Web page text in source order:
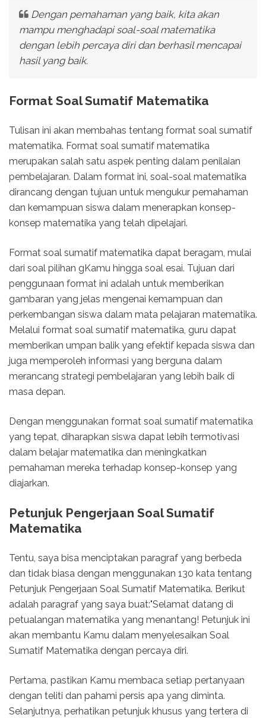
Dengan pemahaman yang baik, kita akan
mampu menghadapi soal-soal matematika
dengan lebih percaya diri dan berhasil mencapai
hasil yang baik.
Format Soal Sumatif Matematika
Tulisan ini akan membahas tentang format soal sumatif
matematika. Format soal sumatif matematika
merupakan salah satu aspek penting dalam penilaian
pembelajaran. Dalam format ini, soal-soal matematika
dirancang dengan tujuan untuk mengukur pemahaman
dan kemampuan siswa dalam menerapkan konsep-
konsep matematika yang telah dipelajari.
Format soal sumatif matematika dapat beragam, mulai
dari soal pilihan gKamu hingga soal esai. Tujuan dari
penggunaan format ini adalah untuk memberikan
gambaran yang jelas mengenai kemampuan dan
perkembangan siswa dalam mata pelajaran matematika.
Melalui format soal sumatif matematika, guru dapat
memberikan umpan balik yang efektif kepada siswa dan
juga memperoleh informasi yang berguna dalam
merancang strategi pembelajaran yang lebih baik di
masa depan.
Dengan menggunakan format soal sumatif matematika
yang tepat, diharapkan siswa dapat lebih termotivasi
dalam belajar matematika dan meningkatkan
pemahaman mereka terhadap konsep-konsep yang
diajarkan.
Petunjuk Pengerjaan Soal Sumatif
Matematika
Tentu, saya bisa menciptakan paragraf yang berbeda
dan tidak biasa dengan menggunakan 130 kata tentang
Petunjuk Pengerjaan Soal Sumatif Matematika. Berikut
adalah paragraf yang saya buat:"Selamat datang di
petualangan matematika yang menantang! Petunjuk ini
akan membantu Kamu dalam menyelesaikan Soal
Sumatif Matematika dengan percaya diri.
Pertama, pastikan Kamu membaca setiap pertanyaan
dengan teliti dan pahami persis apa yang diminta.
Selanjutnya, perhatikan petunjuk khusus yang tertera di